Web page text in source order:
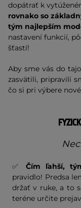
dopátrať k
rovnako so
tým najlepším
nastavení funkcií,
šťastí!
Aby sme vás do
zasvätili, pripravili
čo si pri výbere
✅Čím ľahší,
pravidlo! Predsa
držať v ruke, a to
teréne určite